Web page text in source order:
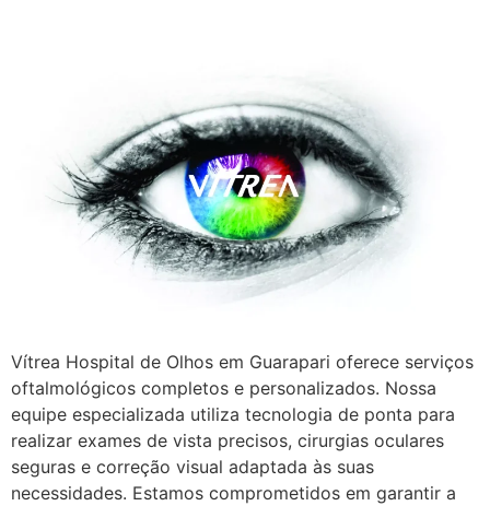
Vítrea Hospital de Olhos em Guarapari oferece serviços
oftalmológicos completos e personalizados. Nossa
equipe especializada utiliza tecnologia de ponta para
realizar exames de vista precisos, cirurgias oculares
seguras e correção visual adaptada às suas
necessidades. Estamos comprometidos em garantir a